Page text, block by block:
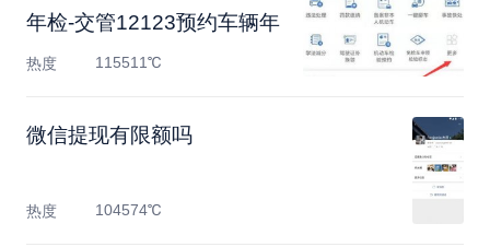
年检-交管12123预约车辆年
热度 115511℃
微信提现有限额吗
热度 104574℃